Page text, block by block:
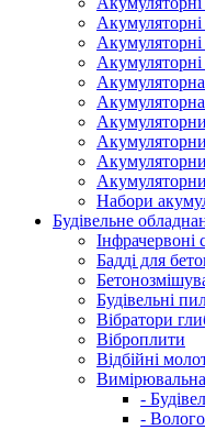
Набори
Будівельне
Інфрачервоні
Бадді для
Будівельні
Вібратори
Віброплити
Відбійні
Вимірювальна
-
-